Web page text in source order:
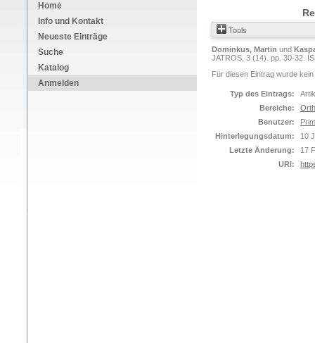
Home
Info und Kontakt
Neueste Einträge
Suche
Katalog
Anmelden
Tools
Dominkus, Martin und
JATROS, 3 (14). pp. 30-32.
Für diesen Eintrag wurde
Typ des Eintrags:
Bereiche:
Benutzer:
Hinterlegungsdatum:
10
Letzte Änderung:
17
URI: